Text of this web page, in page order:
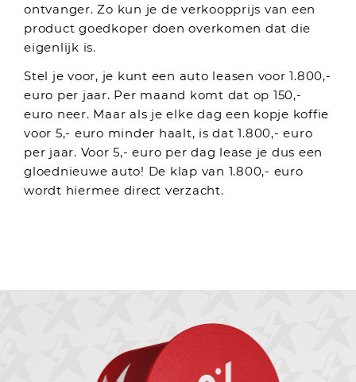
ontvanger. Zo kun je de verkoopprijs van een
product goedkoper doen overkomen dat die
eigenlijk is.
Stel je voor, je kunt een auto leasen voor 1.800,-
euro per jaar. Per maand komt dat op 150,-
euro neer. Maar als je elke dag een kopje koffie
voor 5,- euro minder haalt, is dat 1.800,- euro
per jaar. Voor 5,- euro per dag lease je dus een
gloednieuwe auto! De klap van 1.800,- euro
wordt hiermee direct verzacht.